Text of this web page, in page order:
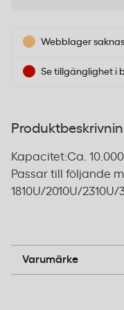
Webblager saknas
Se tillgänglighet i
Kapacitet:Ca.
Passar till följande
1810U/2010U/2310U/
Varumärke
Sharp